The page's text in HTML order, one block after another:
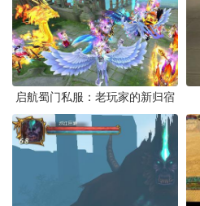
启航蜀门私服：老玩家的新归宿